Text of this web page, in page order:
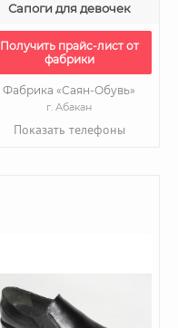
Сапоги для девочек
Получить прайс-лист от
фабрики
Фабрика «Саян-Обувь»
г. Абакан
Показать телефоны